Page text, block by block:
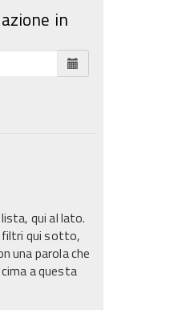
in
qui al lato.
filtri qui sotto,
una parola che
a questa